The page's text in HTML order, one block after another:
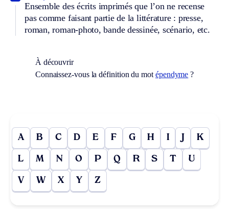
Ensemble des écrits imprimés que l’on ne recense
pas comme faisant partie de la littérature : presse,
roman, roman-photo, bande dessinée, scénario, etc.
À découvrir
Connaissez-vous la définition du mot épendyme ?
A B C D E F G H I J K
L M N O P Q R S T U
V W X Y Z